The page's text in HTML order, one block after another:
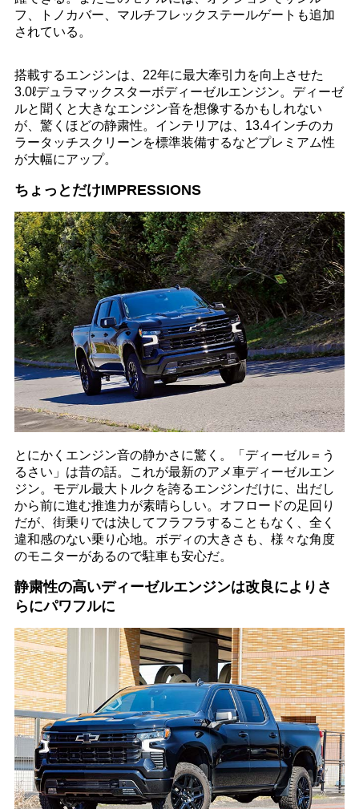
フ、トノカバー、マルチフレックステールゲートも追加
されている。
搭載するエンジンは、22年に最大牽引力を向上させた
3.0ℓデュラマックスターボディーゼルエンジン。ディーゼ
ルと聞くと大きなエンジン音を想像するかもしれない
が、驚くほどの静粛性。インテリアは、13.4インチのカ
ラータッチスクリーンを標準装備するなどプレミアム性
が大幅にアップ。
ちょっとだけIMPRESSIONS
とにかくエンジン音の静かさに驚く。「ディーゼル＝う
るさい」は昔の話。これが最新のアメ車ディーゼルエン
ジン。モデル最大トルクを誇るエンジンだけに、出だし
から前に進む推進力が素晴らしい。オフロードの足回り
だが、街乗りでは決してフラフラすることもなく、全く
違和感のない乗り心地。ボディの大きさも、様々な角度
のモニターがあるので駐車も安心だ。
静粛性の高いディーゼルエンジンは改良によりさ
らにパワフルに